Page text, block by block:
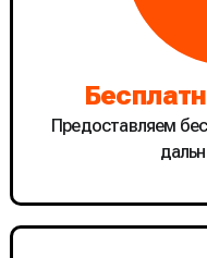
Предоставляем